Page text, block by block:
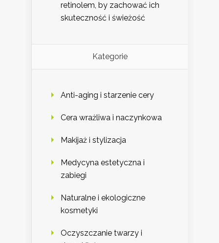
retinolem, by zachować ich
skuteczność i świeżość
Kategorie
Anti-aging i starzenie cery
Cera wrażliwa i naczynkowa
Makijaż i stylizacja
Medycyna estetyczna i
zabiegi
Naturalne i ekologiczne
kosmetyki
Oczyszczanie twarzy i